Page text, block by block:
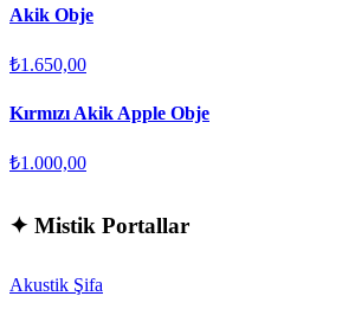
Akik Obje
₺1.650,00
Kırmızı Akik Apple Obje
₺1.000,00
✦ Mistik Portallar
Akustik Şifa